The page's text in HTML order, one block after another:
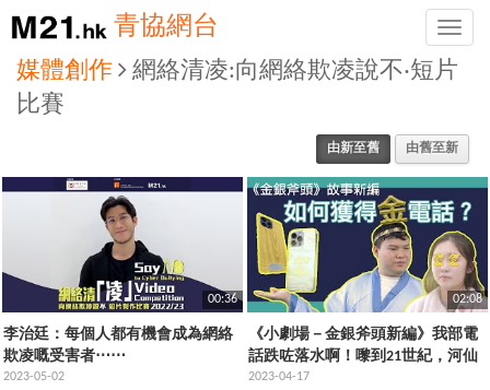
Toggle
青協網台
媒體創作
網絡清凌:向網絡欺凌說不‧短片
比賽
由新至舊 由舊至新
00:36
李治廷：每個人都有機會成為網絡
欺凌嘅受害者⋯⋯
2023-05-02
02:08
《小劇場－金銀斧頭新編》我部電
話跌咗落水啊！嚟到21世紀，河仙
子竟然同我講啲咁嘅嘢
2023-04-17